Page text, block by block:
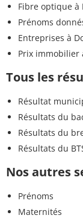
Fibre optique à
Prénoms
Entreprises à
Prix immobilier
Tous les
Résultat
Résultats du
Résultats du
Résultats du
Nos autres
Prénoms
Maternités